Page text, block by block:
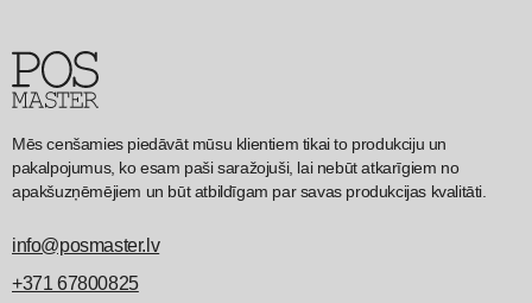
Mēs cenšamies piedāvāt mūsu klientiem tikai to produkciju un
pakalpojumus, ko esam paši saražojuši, lai nebūt atkarīgiem no
apakšuzņēmējiem un būt atbildīgam par savas produkcijas kvalitāti.
info@posmaster.lv
+371 67800825